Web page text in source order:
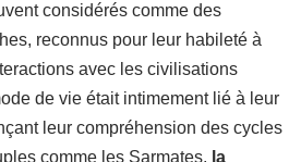
considérés comme des
reconnus pour leur habileté à
avec les civilisations
de vie était intimement lié à leur
leur compréhension des cycles
comme les Sarmates, la